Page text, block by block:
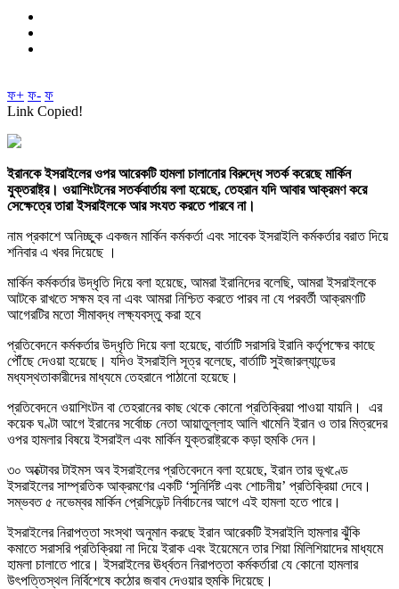
ফ+ ফ- ফ
Link Copied!
ইরানকে ইসরাইলের ওপর আরেকটি হামলা চালানোর বিরুদ্ধে সতর্ক করেছে মার্কিন
যুক্তরাষ্ট্র। ওয়াশিংটনের সতর্কবার্তায় বলা হয়েছে, তেহরান যদি আবার আক্রমণ করে
সেক্ষেত্রে তারা ইসরাইলকে আর সংযত করতে পারবে না।
নাম প্রকাশে অনিচ্ছুক একজন মার্কিন কর্মকর্তা এবং সাবেক ইসরাইলি কর্মকর্তার বরাত দিয়ে
শনিবার এ খবর দিয়েছে ।
মার্কিন কর্মকর্তার উদ্ধৃতি দিয়ে বলা হয়েছে, আমরা ইরানিদের বলেছি, আমরা ইসরাইলকে
আটকে রাখতে সক্ষম হব না এবং আমরা নিশ্চিত করতে পারব না যে পরবর্তী আক্রমণটি
আগেরটির মতো সীমাবদ্ধ লক্ষ্যবস্তু করা হবে
প্রতিবেদনে কর্মকর্তার উদ্ধৃতি দিয়ে বলা হয়েছে, বার্তাটি সরাসরি ইরানি কর্তৃপক্ষের কাছে
পৌঁছে দেওয়া হয়েছে। যদিও ইসরাইলি সূত্র বলেছে, বার্তাটি সুইজারল্যান্ডের
মধ্যস্থতাকারীদের মাধ্যমে তেহরানে পাঠানো হয়েছে।
প্রতিবেদনে ওয়াশিংটন বা তেহরানের কাছ থেকে কোনো প্রতিক্রিয়া পাওয়া যায়নি। এর
কয়েক ঘণ্টা আগে ইরানের সর্বোচ্চ নেতা আয়াতুল্লাহ আলি খামেনি ইরান ও তার মিত্রদের
ওপর হামলার বিষয়ে ইসরাইল এবং মার্কিন যুক্তরাষ্ট্রকে কড়া হুমকি দেন।
৩০ অক্টোবর টাইমস অব ইসরাইলের প্রতিবেদনে বলা হয়েছে, ইরান তার ভূখণ্ডে
ইসরাইলের সাম্প্রতিক আক্রমণের একটি ‘সুনির্দিষ্ট এবং শোচনীয়’ প্রতিক্রিয়া দেবে।
সম্ভবত ৫ নভেম্বর মার্কিন প্রেসিডেন্ট নির্বাচনের আগে এই হামলা হতে পারে।
ইসরাইলের নিরাপত্তা সংস্থা অনুমান করছে ইরান আরেকটি ইসরাইলি হামলার ঝুঁকি
কমাতে সরাসরি প্রতিক্রিয়া না দিয়ে ইরাক এবং ইয়েমেনে তার শিয়া মিলিশিয়াদের মাধ্যমে
হামলা চালাতে পারে। ইসরাইলের ঊর্ধ্বতন নিরাপত্তা কর্মকর্তারা যে কোনো হামলার
উৎপত্তিস্থল নির্বিশেষে কঠোর জবাব দেওয়ার হুমকি দিয়েছে।